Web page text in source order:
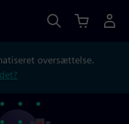
oversættelse.